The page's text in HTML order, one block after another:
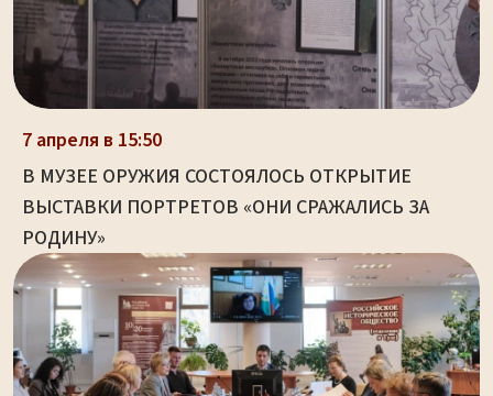
7 апреля в 15:50
В МУЗЕЕ ОРУЖИЯ СОСТОЯЛОСЬ ОТКРЫТИЕ
ВЫСТАВКИ ПОРТРЕТОВ «ОНИ СРАЖАЛИСЬ ЗА
РОДИНУ»